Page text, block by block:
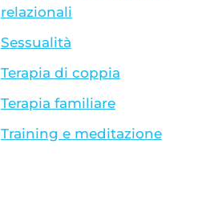
relazionali
Sessualità
Terapia di coppia
Terapia familiare
Training e meditazione